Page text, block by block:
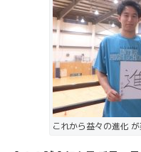
これから益々の進化